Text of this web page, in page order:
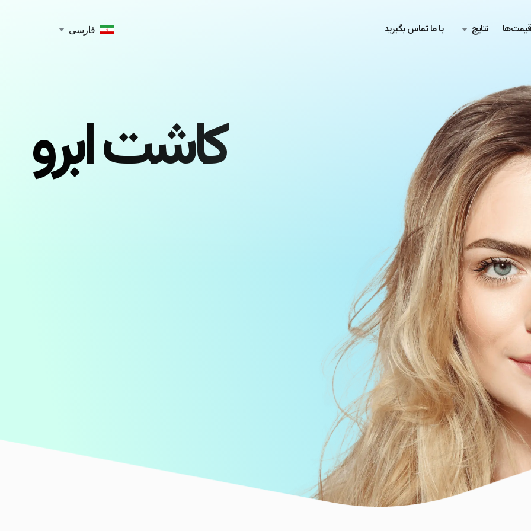
قیمت‌ها نتایج با ما تماس بگیرید فارسی
کاشت ابرو